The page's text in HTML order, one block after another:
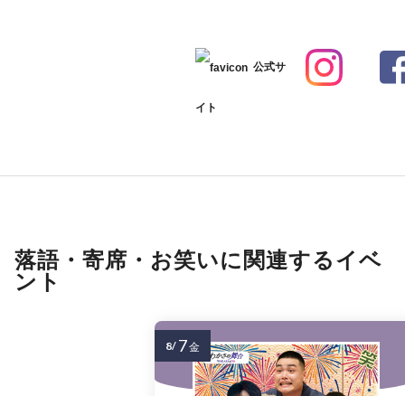
公式サ
イト
落語・寄席・お笑いに関連するイベ
ント
8/ 7金